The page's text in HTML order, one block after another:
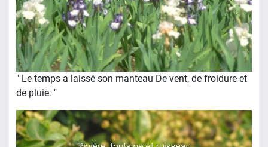
" Le temps a laissé son manteau De vent, de froidure et
de pluie. "